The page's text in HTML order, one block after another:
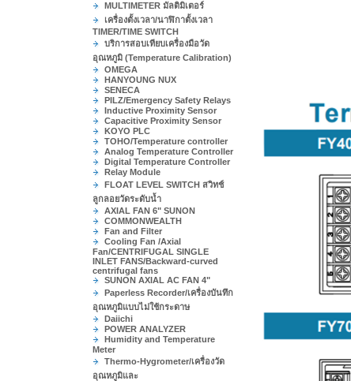
MULTIMETER มัลติมิเตอร์
เครื่องตั้งเวลา/นาฬิกาตั้งเวลา
TIMER/TIME SWITCH
บริการสอบเทียบเครื่องมือวัด
อุณหภูมิ (Temperature Calibration)
OMEGA
HANYOUNG NUX
SENECA
PILZ/Emergency Safety Relays
Inductive Proximity Sensor
Capacitive Proximity Sensor
KOYO PLC
TOHO/Temperature controller
Analog Temperature Controller
Digital Temperature Controller
Relay Module
FLOAT LEVEL SWITCH สวิทช์
ลูกลอยวัดระดับน้ำ
AXIAL FAN 6" SUNON
COMMONWEALTH
Fan and Filter
Cooling Fan /Axial
Fan/CENTRIFUGAL SINGLE
INLET FANS/Backward-curved
centrifugal fans
SUNON AXIAL AC FAN 4"
Paperless Recorder/เครื่องบันทึก
อุณหภูมิแบบไม่ใช้กระดาษ
Daiichi
POWER ANALYZER
Humidity and Temperature
Meter
Thermo-Hygrometer/เครื่องวัด
อุณหภูมิและ